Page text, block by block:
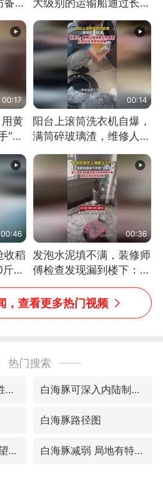
大桥这一幕，太震撼了！
00:17
用黄
”，
身
00:14
阳台上滚筒洗衣机自爆，
满筒碎玻璃渣，维修人员
称是人为原因，从未见过
洗衣机自爆
00:46
收稻
，
00:36
发泡水泥填不满，装修师
傅检查发现漏到楼下：出
风口未延伸到外墙
，查看更多热门视频
热门搜索
中国女篮热身赛再胜尼日利亚女篮 白海豚可深入内陆制造大范围风雨
白海豚路径图
宇树申购 中一签有望赚20万元 白海豚减弱 局地有特大暴雨